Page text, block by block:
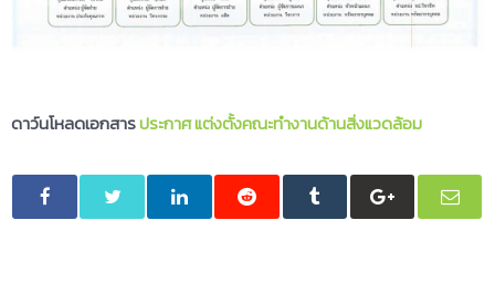
ดาว์นโหลดเอกสารประกาศ แต่งตั้งคณะทำงานด้านสิ่งแวดล้อม